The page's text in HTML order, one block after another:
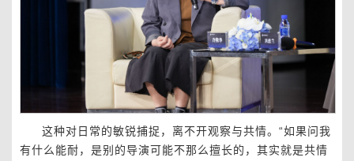
这种对日常的敏锐捕捉，离不开观察与共情。“如果问我
有什么能耐，是别的导演可能不那么擅长的，其实就是共情